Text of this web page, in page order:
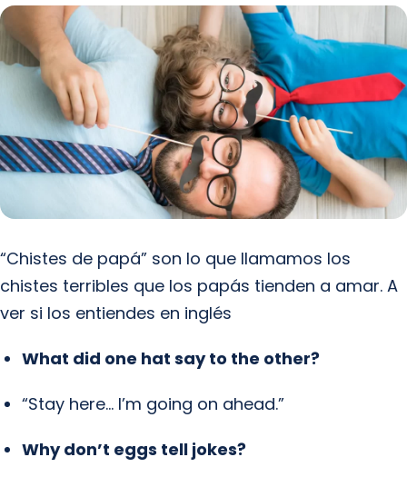
“Chistes de papá” son lo que llamamos los
chistes terribles que los papás tienden a amar. A
ver si los entiendes en inglés
What did one hat say to the other?
“Stay here… I’m going on ahead.”
Why don’t eggs tell jokes?